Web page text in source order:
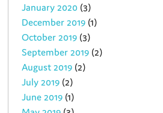
January 2020 (3)
December 2019 (1)
October 2019 (3)
September 2019 (2)
August 2019 (2)
July 2019 (2)
June 2019 (1)